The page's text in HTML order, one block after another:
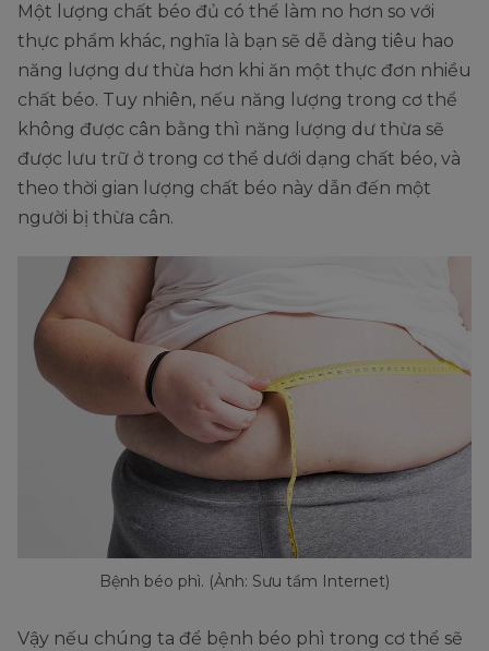
Một lượng chất béo đủ có thể làm no hơn so với
thực phẩm khác, nghĩa là bạn sẽ dễ dàng tiêu hao
năng lượng dư thừa hơn khi ăn một thực đơn nhiều
chất béo. Tuy nhiên, nếu năng lượng trong cơ thể
không được cân bằng thì năng lượng dư thừa sẽ
được lưu trữ ở trong cơ thể dưới dạng chất béo, và
theo thời gian lượng chất béo này dẫn đến một
người bị thừa cân.
Bệnh béo phì. (Ảnh: Sưu tầm Internet)
Vậy nếu chúng ta để bệnh béo phì trong cơ thể sẽ